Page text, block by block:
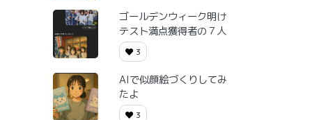
ゴールデンウィーク明け
テスト満点獲得者の７人
3
AIで似顔絵づくりしてみ
たよ
3